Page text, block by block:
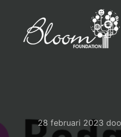
28 februari 2023